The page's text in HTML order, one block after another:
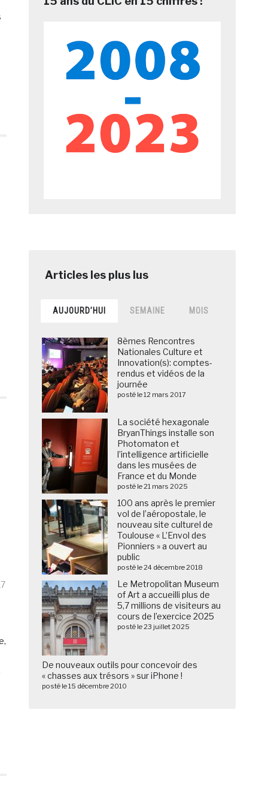
AUJOURD’HUI SEMAINE MOIS
8èmes Rencontres
Nationales Culture et
Innovation(s): comptes-
rendus et vidéos de la
journée
posté le 12 mars 2017
La société hexagonale
BryanThings installe son
Photomaton et
l’intelligence artificielle
dans les musées de
France et du Monde
posté le 21 mars 2025
100 ans après le premier
vol de l’aéropostale, le
nouveau site culturel de
Toulouse « L’Envol des
Pionniers » a ouvert au
public
posté le 24 décembre 2018
Le Metropolitan Museum
of Art a accueilli plus de
5,7 millions de visiteurs au
cours de l’exercice 2025
posté le 23 juillet 2025
De nouveaux outils pour concevoir des
« chasses aux trésors » sur iPhone !
posté le 15 décembre 2010